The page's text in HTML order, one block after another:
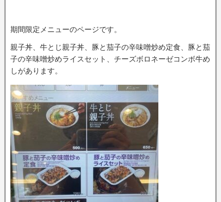
期間限定メニューのページです。
親子丼、牛とじ親子丼、豚と茄子の辛味噌炒め定食、豚と茄
子の辛味噌炒めライスセット、チーズボロネーゼコンボ牛め
しがあります。